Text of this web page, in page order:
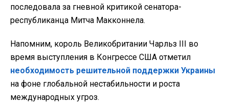
последовала за гневной критикой сенатора-
республиканца Митча Макконнела.
Напомним, король Великобритании Чарльз III во
время выступления в Конгрессе США отметил
необходимость решительной поддержки Украины
на фоне глобальной нестабильности и роста
международных угроз.